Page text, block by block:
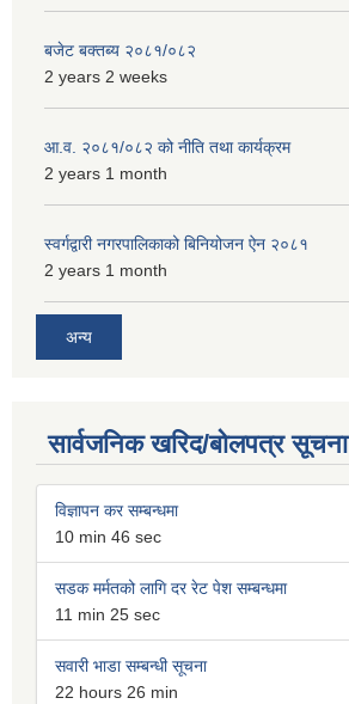
बजेट बक्तब्य २०८१/०८२
2 years 2 weeks
आ.व. २०८१/०८२ को नीति तथा कार्यक्रम
2 years 1 month
स्वर्गद्वारी नगरपालिकाको बिनियोजन ऐन २०८१
2 years 1 month
अन्य
सार्वजनिक खरिद/बोलपत्र सूचना
विज्ञापन कर सम्बन्धमा
10 min 46 sec
सडक मर्मतको लागि दर रेट पेश सम्बन्धमा
11 min 25 sec
सवारी भाडा सम्बन्धी सूचना
22 hours 26 min